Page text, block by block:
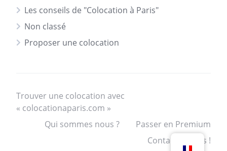
Les conseils de "Colocation à Paris"
Non classé
Proposer une colocation
Trouver une colocation avec
« colocationaparis.com »
Qui sommes nous ?
Passer en Premium
Contactez nous !